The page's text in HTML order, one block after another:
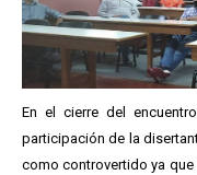
En el cierre del
participación de la
como controvertido ya que